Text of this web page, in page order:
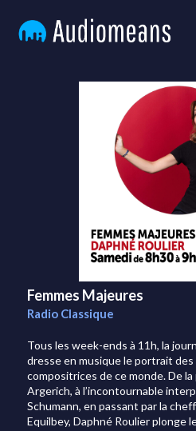
Femmes Majeures
Radio Classique
Tous les week-ends à 11h, la
dresse en musique le portrait
compositrices de ce monde. De
Argerich, à l’incontournable
Schumann, en passant par la
Equilbey, Daphné Roulier plonge